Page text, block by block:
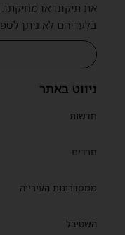
ניווט באתר
חדשות
חרדים
ממסדרונות העירייה
השטיבל
את תיקונו או
בלעדיהם לא ניתן